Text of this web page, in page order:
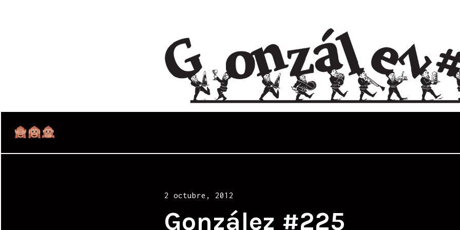
Posted
2 octubre, 2012
González #225